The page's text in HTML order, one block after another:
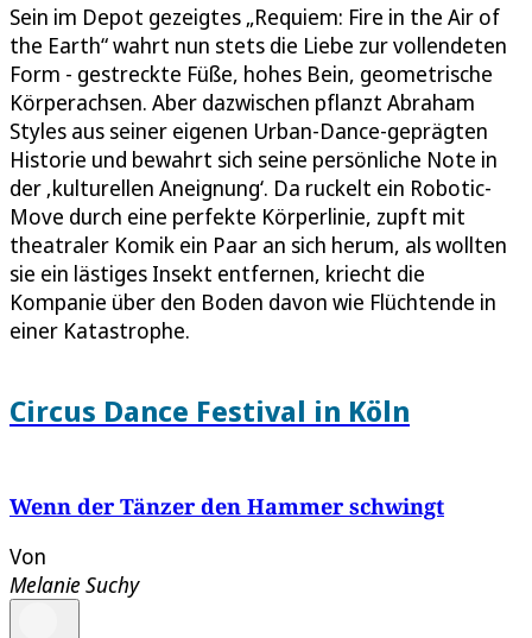
Sein im Depot gezeigtes „Requiem: Fire in the Air of
the Earth“ wahrt nun stets die Liebe zur vollendeten
Form - gestreckte Füße, hohes Bein, geometrische
Körperachsen. Aber dazwischen pflanzt Abraham
Styles aus seiner eigenen Urban-Dance-geprägten
Historie und bewahrt sich seine persönliche Note in
der ‚kulturellen Aneignung‘. Da ruckelt ein Robotic-
Move durch eine perfekte Körperlinie, zupft mit
theatraler Komik ein Paar an sich herum, als wollten
sie ein lästiges Insekt entfernen, kriecht die
Kompanie über den Boden davon wie Flüchtende in
einer Katastrophe.
Circus Dance Festival in Köln
Wenn der Tänzer den Hammer schwingt
Von
Melanie Suchy